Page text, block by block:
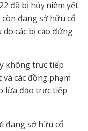
đã bị hủy niêm yết.
đang sở hữu cổ
do các bị cáo đứng
không trực tiếp
các đồng phạm
lừa đảo trực tiếp
đang sở hữu cổ